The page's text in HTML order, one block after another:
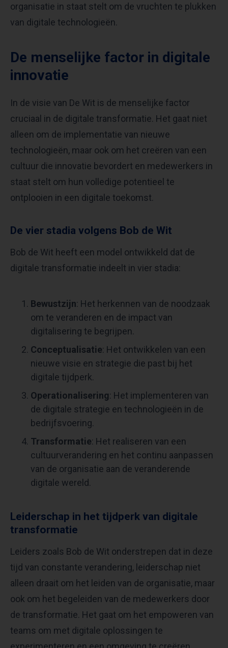
organisatie in staat stelt om de vruchten te plukken
van digitale technologieën.
De menselijke factor in digitale
innovatie
In de visie van De Wit is de menselijke factor
cruciaal in de digitale transformatie. Het gaat niet
alleen om de implementatie van nieuwe
technologieën, maar ook om het creëren van een
cultuur die innovatie bevordert en medewerkers in
staat stelt om hun volledige potentieel te
ontplooien in een digitale toekomst.
De vier stadia volgens Bob de Wit
Bob de Wit heeft een model ontwikkeld dat de
digitale transformatie indeelt in vier stadia:
Bewustzijn: Het herkennen van de noodzaak
om te veranderen en de impact van
digitalisering te begrijpen.
Conceptualisatie: Het ontwikkelen van een
nieuwe visie en strategie die past bij het
digitale tijdperk.
Operationalisering: Het implementeren van
de digitale strategie en technologieën in de
bedrijfsvoering.
Transformatie: Het realiseren van een
cultuurverandering en het continu aanpassen
van de organisatie aan de veranderende
digitale wereld.
Leiderschap in het tijdperk van digitale
transformatie
Leiders zoals Bob de Wit onderstrepen dat in deze
tijd van constante verandering, leiderschap niet
alleen draait om het leiden van de organisatie, maar
ook om het begeleiden van de medewerkers door
de transformatie. Het gaat om het empoweren van
teams om met digitale oplossingen te